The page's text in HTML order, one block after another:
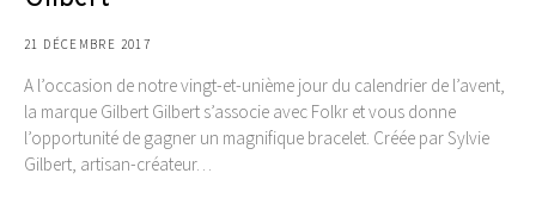
21 DÉCEMBRE 2017
A l’occasion de notre vingt-et-unième jour du calendrier de l’avent,
la marque Gilbert Gilbert s’associe avec Folkr et vous donne
l’opportunité de gagner un magnifique bracelet. Créée par Sylvie
Gilbert, artisan-créateur…